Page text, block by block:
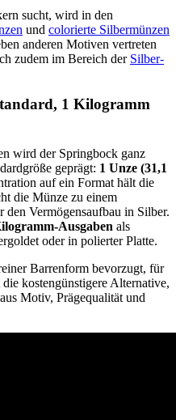
sucht, wird in den
und colorierte Silbermünzen
anderen Motiven vertreten
zudem im Bereich der Silber-
1 Kilogramm
wird der Springbock ganz
geprägt: 1 Unze (31,1
auf ein Format hält die
die Münze zu einem
Vermögensaufbau in Silber.
Ausgaben als
oder in polierter Platte.
Barrenform bevorzugt, für
kostengünstigere Alternative,
Motiv, Prägequalität und